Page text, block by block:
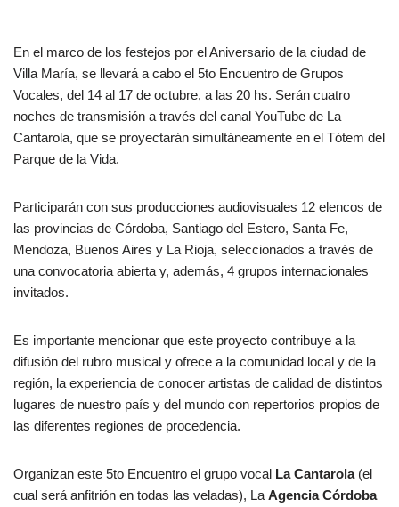
En el marco de los festejos por el Aniversario de la ciudad de
Villa María, se llevará a cabo el 5to Encuentro de Grupos
Vocales, del 14 al 17 de octubre, a las 20 hs. Serán cuatro
noches de transmisión a través del canal YouTube de La
Cantarola, que se proyectarán simultáneamente en el Tótem del
Parque de la Vida.
Participarán con sus producciones audiovisuales 12 elencos de
las provincias de Córdoba, Santiago del Estero, Santa Fe,
Mendoza, Buenos Aires y La Rioja, seleccionados a través de
una convocatoria abierta y, además, 4 grupos internacionales
invitados.
Es importante mencionar que este proyecto contribuye a la
difusión del rubro musical y ofrece a la comunidad local y de la
región, la experiencia de conocer artistas de calidad de distintos
lugares de nuestro país y del mundo con repertorios propios de
las diferentes regiones de procedencia.
Organizan este 5to Encuentro el grupo vocal La Cantarola(el
cual será anfitrión en todas las veladas), La Agencia Córdoba